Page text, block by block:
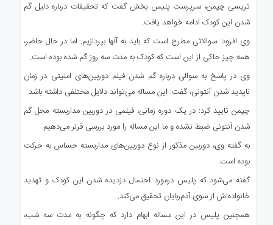
تریسی چپمن، سرپرست پلیس بخش گفت که تحقیقات درباره دلیل گم
شدن این کودک ادامه خواهد یافت.
وی افزود: سوالاتی مطرح است که باید به آنها بپردازیم. اما در حال حاضر،
همه چیز حاکی از این است که کودک به مدت سه روز گم شده بوده است.
وی در پاسخ به سوالی درباره گم شدن فیلم دوربین‌های امنیتی در زمان
ناپدید شدن آنتونی، گفت: این مساله می‌تواند دلایل مختلفی داشته باشد.
چپمن تایید کرد: در یک دوره زمانی، فیلمی در دوربین‌ مداربسته محل گم
شدن آنتونی ضبط نشده و ما این مساله را مورد بررسی قرلر می‌دهیم.
به گفته وی، دوربین مذکور از نوع دوربین‌های مداربسته حساس به حرکت
بوده است.
گفته می‌شود که پلیس درمورد احتمال دزدیده شدن این کودک و تهدید
خانواده‌اش از سوی آدم‌ربایان تحقیق می‌کند.
همچنین پلیس در این مساله ابهام دارد که چگونه به مدت سه شب،